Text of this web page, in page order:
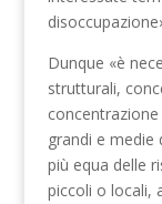
Dunque «è
strutturali,
grandi e medie
più equa delle
piccoli o locali,